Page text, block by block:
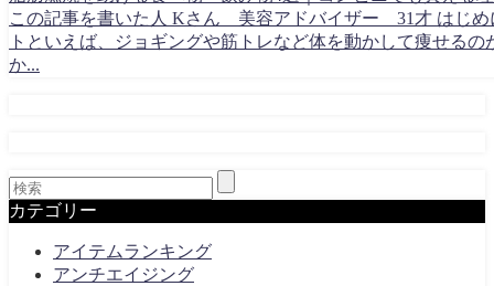
この記事を書いた人 Kさん 美容アドバイザー 31才 はじめ
トといえば、ジョギングや筋トレなど体を動かして痩せるの
か...
カテゴリー
アイテムランキング
アンチエイジング